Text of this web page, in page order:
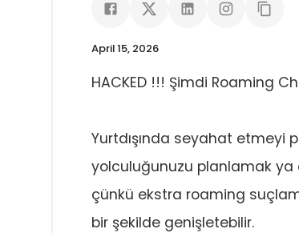
April 15, 2026
HACKED !!! Şimdi Roaming
Yurtdışında seyahat etmeyi
yolculuğunuzu planlamak ya
çünkü ekstra roaming
bir şekilde genişletebilir.